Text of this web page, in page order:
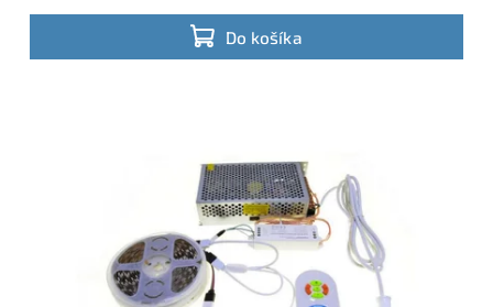
Do košíka
príkonom 12 W/m, umožňuje plynulé ladenie bieleho svetla od
teplej 3000K cez dennú 4000K až po studenú 6500K. Súčasťou je